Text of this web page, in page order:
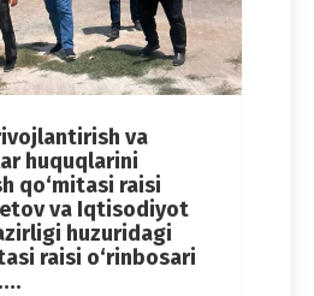
va
huquqlarini
qo‘mitasi raisi
va Iqtisodiyot
huzuridagi
raisi o‘rinbosari